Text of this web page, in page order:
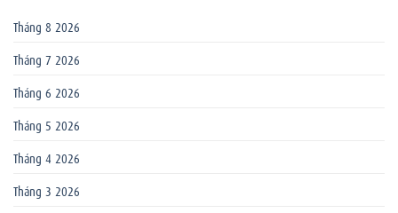
Tháng 8 2026
Tháng 7 2026
Tháng 6 2026
Tháng 5 2026
Tháng 4 2026
Tháng 3 2026